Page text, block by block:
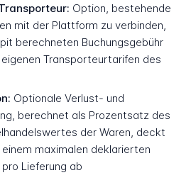
Option, bestehende
mit der Plattform zu verbinden,
berechneten Buchungsgebühr
Transporteurtarifen des
Optionale Verlust- und
berechnet als Prozentsatz des
der Waren, deckt
maximalen deklarierten
Lieferung ab